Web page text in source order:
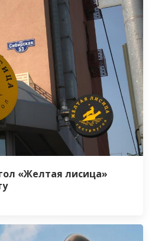
«Желтая лисица»